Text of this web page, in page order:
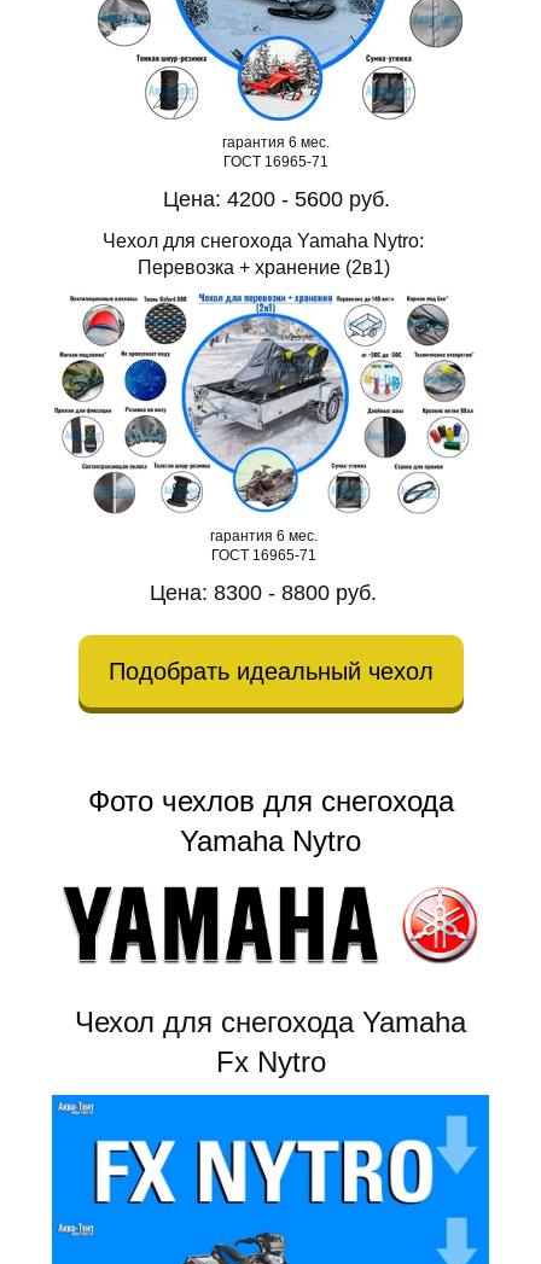
гарантия 6 мес.
ГОСТ 16965-71
Цена: 4200 - 5600 руб.
Чехол для снегохода Yamaha Nytro:
Перевозка + хранение (2в1)
гарантия 6 мес.
ГОСТ 16965-71
Цена: 8300 - 8800 руб.
Подобрать идеальный чехол
Фото чехлов для снегохода
Yamaha Nytro
Чехол для снегохода Yamaha
Fx Nytro